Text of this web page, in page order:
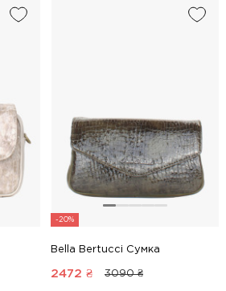
-20%
Bella Bertucci Сумка
2472 ₴ 3090 ₴